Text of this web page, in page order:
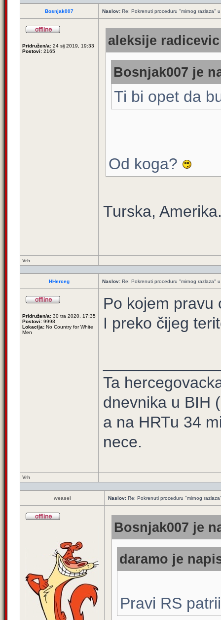
Bosnjak007 Naslov: Re: Pokrenuti proceduru "mirnog razlaza"
Pridružen/a: 24 sij 2019, 19:33
Postovi: 2165
aleksije
Bosnjak007 je
Ti bi opet da
Od koga?
Turska,
Vrh
HHerceg Naslov: Re: Pokrenuti proceduru "mirnog razlaza"
Pridružen/a: 30 tra 2020, 17:35
Postovi: 9998
Lokacija: No Country for White
Men
Po kojem pravu
I preko čijeg
Ta
dnevnika u BIH
a na HRTu 34
nece.
Vrh
weasel Naslov: Re: Pokrenuti proceduru "mirnog
Bosnjak007 je
daramo je
Pravi RS